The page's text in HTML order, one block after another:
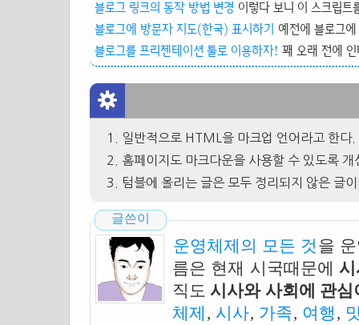
블로그 링크의 동작 방법 변경 이렇다 보니 이 스크립
블로그에 방문자 지도(한국) 표시하기 예전에 블로그
블로그를 프리젠테이션 툴로 이용하자! 꽤 오래 전에
일반적으로 HTML을 마크업 언어라고 한
홈페이지도 마크다운을 사용할 수 있도록
텀블에 올리는 글은 모두 정리되지 않은 글
글쓴이
운영체제의 모든 것 을
름은 현재 시국때문에
직도 시사와 사회에 관
체제 , 시사, 가족, 여행 ,